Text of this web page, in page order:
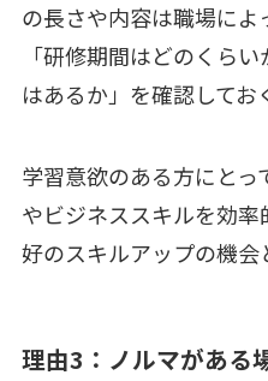
の長さや内容は職場に
「研修期間はどのくら
はあるか」を確認してお
学習意欲のある方にと
やビジネススキルを効
好のスキルアップの機会
理由3：ノルマがある